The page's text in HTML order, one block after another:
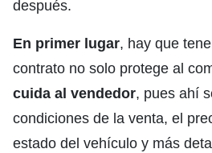
después.
En primer lugar, hay que
contrato no solo protege al
cuida al vendedor, pues ahí
condiciones de la venta, el
estado del vehículo y más